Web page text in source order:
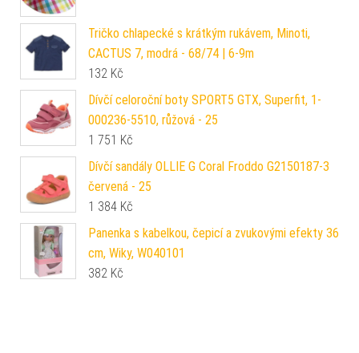
Tričko chlapecké s krátkým rukávem, Minoti,
CACTUS 7, modrá - 68/74 | 6-9m
132 Kč
Dívčí celoroční boty SPORT5 GTX, Superfit, 1-
000236-5510, růžová - 25
1 751 Kč
Dívčí sandály OLLIE G Coral Froddo G2150187-3
červená - 25
1 384 Kč
Panenka s kabelkou, čepicí a zvukovými efekty 36
cm, Wiky, W040101
382 Kč